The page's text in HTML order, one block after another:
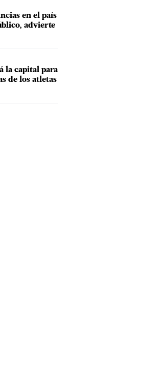
en el país
advierte
la capital para
de los atletas